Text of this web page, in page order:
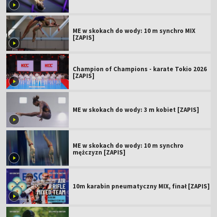
ME w skokach do wody: 10 m synchro MIX
[ZAPIS]
Champion of Champions - karate Tokio 2026
[ZAPIS]
ME w skokach do wody: 3 m kobiet [ZAPIS]
ME w skokach do wody: 10 m synchro
mężczyzn [ZAPIS]
10m karabin pneumatyczny MIX, finał [ZAPIS]